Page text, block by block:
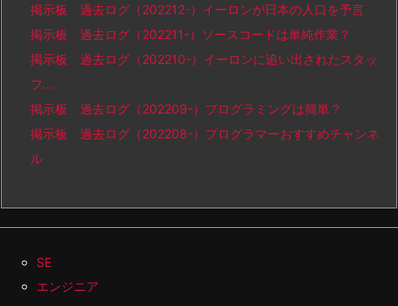
掲示板 過去ログ（202212-）イーロンが日本の人口を予言
掲示板 過去ログ（202211-）ソースコードは単純作業？
掲示板 過去ログ（202210-）イーロンに追い出されたスタッ
フ…
掲示板 過去ログ（202209-）プログラミングは簡単？
掲示板 過去ログ（202208-）プログラマーおすすめチャンネ
ル
SE
エンジニア